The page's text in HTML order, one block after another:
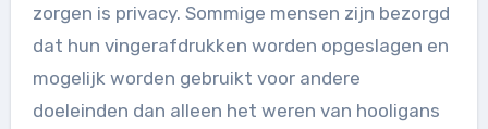
zorgen is privacy. Sommige mensen zijn bezorgd
dat hun vingerafdrukken worden opgeslagen en
mogelijk worden gebruikt voor andere
doeleinden dan alleen het weren van hooligans